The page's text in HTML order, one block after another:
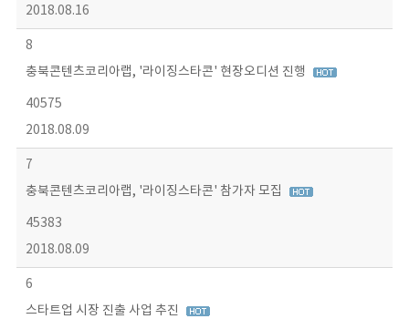
2018.08.16
8
충북콘텐츠코리아랩, '라이징스타콘' 현장오디션 진행
40575
2018.08.09
7
충북콘텐츠코리아랩, '라이징스타콘' 참가자 모집
45383
2018.08.09
6
스타트업 시장 진출 사업 추진